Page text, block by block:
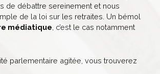
de débattre sereinement et nous
de la loi sur les retraites. Un bémol
médiatique , c’est le cas notamment
parlementaire agitée, vous trouverez